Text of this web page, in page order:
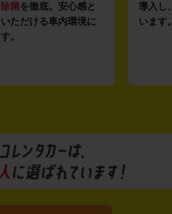
菌を徹底。安心感と
ただける車内環境に
。
導入し
います